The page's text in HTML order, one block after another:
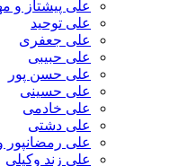
علی پیشتاز و مهدی آذر
علی توحید
علی جعفری
علی حبیبی
علی حسن پور
علی حسینی
علی خادمی
علی دشتی
علی رمضانپور و آمین بند
علی زند وکیلی